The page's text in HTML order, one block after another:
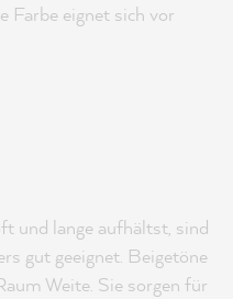
Farbe eignet sich vor
und lange aufhältst, sind
gut geeignet. Beigetöne
Weite. Sie sorgen für